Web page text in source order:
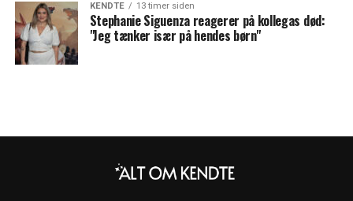
KENDTE 13 timer siden
Stephanie Siguenza reagerer på kollegas død:
"Jeg tænker især på hendes børn"